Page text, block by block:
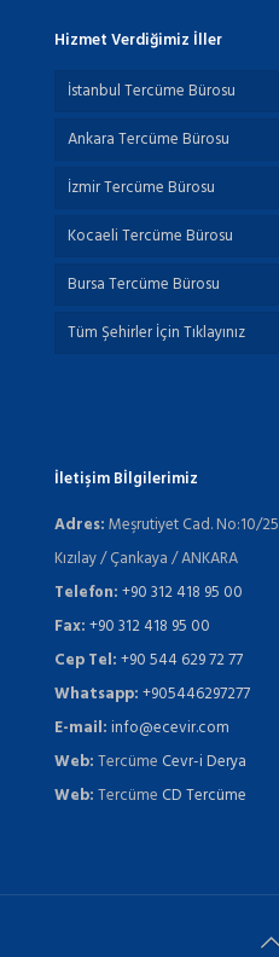
Hizmet Verdiğimiz İller
İstanbul Tercüme Bürosu
Ankara Tercüme Bürosu
İzmir Tercüme Bürosu
Kocaeli Tercüme Bürosu
Bursa Tercüme Bürosu
Tüm Şehirler İçin Tıklayınız
İletişim Bİlgilerimiz
Adres:Meşrutiyet Cad. No:10/25
Kızılay / Çankaya / ANKARA
Telefon:+90 312 418 95 00
Fax:+90 312 418 95 00
Cep Tel:+90 544 629 72 77
Whatsapp:+905446297277
E-mail:info@ecevir.com
Web:Tercüme Cevr-i Derya
Web:Tercüme CD Tercüme